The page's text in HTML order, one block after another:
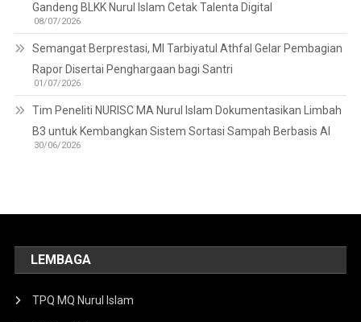
Gandeng BLKK Nurul Islam Cetak Talenta Digital
08/07/2026
Semangat Berprestasi, MI Tarbiyatul Athfal Gelar Pembagian
Rapor Disertai Penghargaan bagi Santri
01/07/2026
Tim Peneliti NURISC MA Nurul Islam Dokumentasikan Limbah
B3 untuk Kembangkan Sistem Sortasi Sampah Berbasis AI
30/06/2026
LEMBAGA
TPQ MQ Nurul Islam